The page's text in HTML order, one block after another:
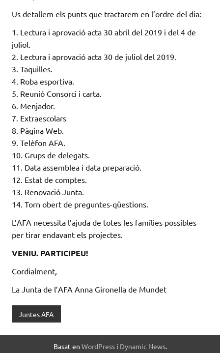
Us detallem els punts que tractarem en l’ordre del dia:
1. Lectura i aprovació acta 30 abril del 2019 i del 4 de
juliol.
2. Lectura i aprovació acta 30 de juliol del 2019.
3. Taquilles.
4. Roba esportiva.
5. Reunió Consorci i carta.
6. Menjador.
7. Extraescolars
8. Pàgina Web.
9. Telèfon AFA.
10. Grups de delegats.
11. Data assemblea i data preparació.
12. Estat de comptes.
13. Renovació Junta.
14. Torn obert de preguntes-qüestions.
L’AFA necessita l’ajuda de totes les famílies possibles
per tirar endavant els projectes.
VENIU. PARTICIPEU!
Cordialment,
La Junta de l’AFA Anna Gironella de Mundet
Juntes AFA
Basat en WordPressi Dynamic News.